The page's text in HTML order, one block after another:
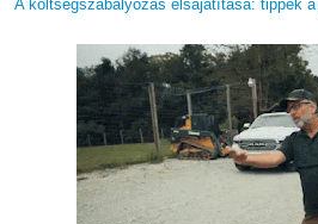
A költségszabályozás elsajátítása: tippek